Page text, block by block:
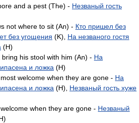
and a pest (The) - Незваный гость
not where to sit (An) - Кто пришел без
без угощения (K), На незваного гостя
(H)
his stool with him (An) - На
и ложка (H)
welcome when they are gone - На
и ложка (H), Незваный гость хуже
when they are gone - Незваный